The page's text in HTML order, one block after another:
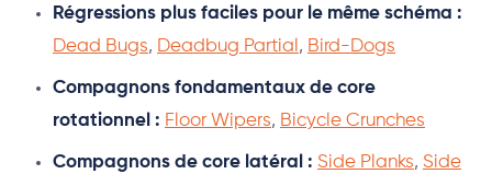
Régressions plus faciles pour le même schéma :
Dead Bugs, Deadbug Partial , Bird-Dogs
Compagnons fondamentaux de core
rotationnel : Floor Wipers, Bicycle Crunches
Compagnons de core latéral : Side Planks, Side